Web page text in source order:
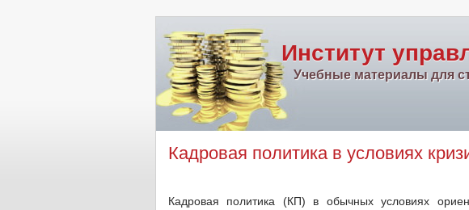
Институт
Учебные материалы для
Кадровая политика в условиях
Кадровая политика (КП) в обычных условиях